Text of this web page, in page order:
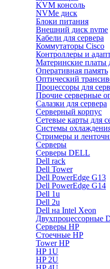
KVM консоль
NVMe диск
Блоки питания
Внешний диск nvme
Кабели для сервера
Коммутаторы Cisco
Контроллеры и
Материнские платы
Оперативная память
Оптический
Процессоры для
Прочие серверные
Салазки для сервера
Серверный корпус
Сетевые карты для
Системы
Стримеры и
Серверы
Серверы DELL
Dell rack
Dell Tower
Dell PowerEdge G13
Dell PowerEdge G14
Dell 1u
Dell 2u
Dell на Intel Xeon
Двухпроцессорные
Серверы HP
Стоечные HP
Tower HP
HP 1U
HP 2U